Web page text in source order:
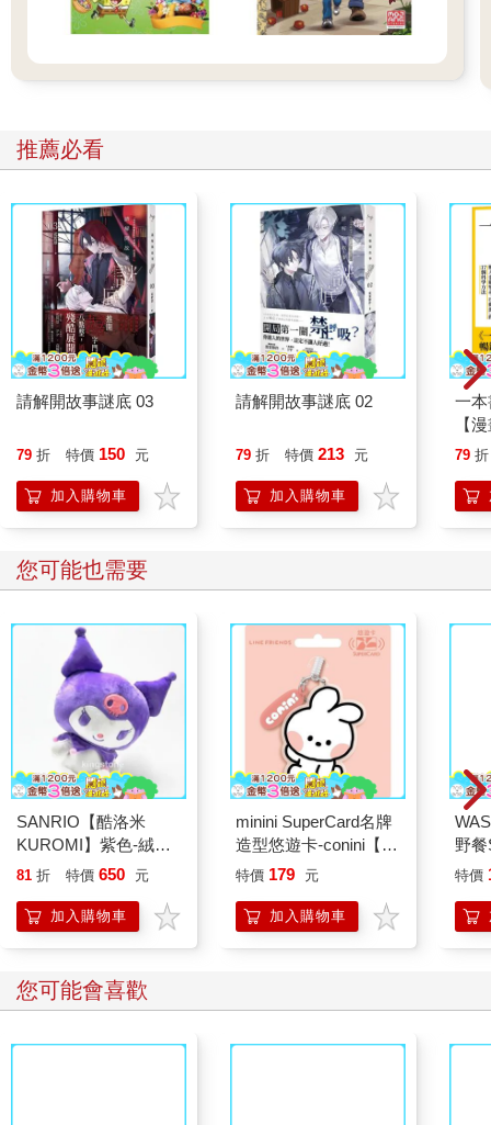
推薦必看
請解開故事謎底 03
79 折 特價 150 元
加入購物車
請解開故事謎底 02
79 折 特價 213 元
加入購物車
一
【
行
「
學方
79 折
您可能也需要
SANRIO【酷洛米
KUROMI】紫色-絨毛
玩偶
81 折 特價 650 元
加入購物車
minini SuperCard名牌
造型悠遊卡-conini【受
託代銷】
特價 179 元
加入購物車
野
辣
特價
您可能會喜歡